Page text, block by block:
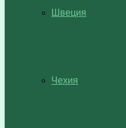
Швеция
Чехия